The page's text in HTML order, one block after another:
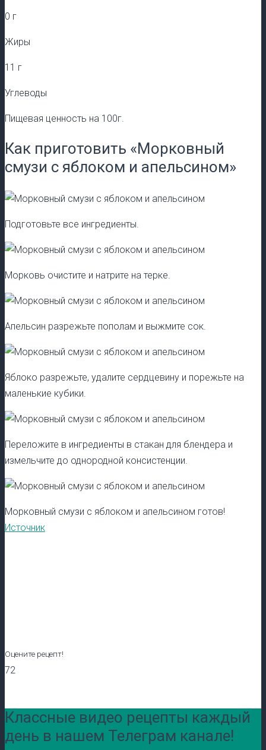
0 г
Жиры
11 г
Углеводы
Пищевая ценность на 100г.
Как приготовить «Морковный
смузи с яблоком и апельсином»
Подготовьте все ингредиенты.
Морковь очистите и натрите на терке.
Апельсин разрежьте пополам и выжмите сок.
Яблоко разрежьте, удалите сердцевину и порежьте на
маленькие кубики.
Переложите в ингредиенты в стакан для блендера и
измельчите до однородной консистенции.
Морковный смузи с яблоком и апельсином готов!
Источник
Оцените рецепт!
72
Классные видео рецепты каждый
день в нашем Телеграм канале!